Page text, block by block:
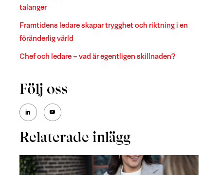
talanger
Framtidens ledare skapar trygghet och riktning i en
föränderlig värld
Chef och ledare – vad är egentligen skillnaden?
Följ oss
Relaterade inlägg